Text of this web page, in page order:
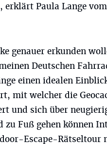
erklärt Paula Lange
genauer erkunden
Deutschen
einen idealen
mit welcher die
und sich über
zu Fuß gehen können
Escape-Rätseltour